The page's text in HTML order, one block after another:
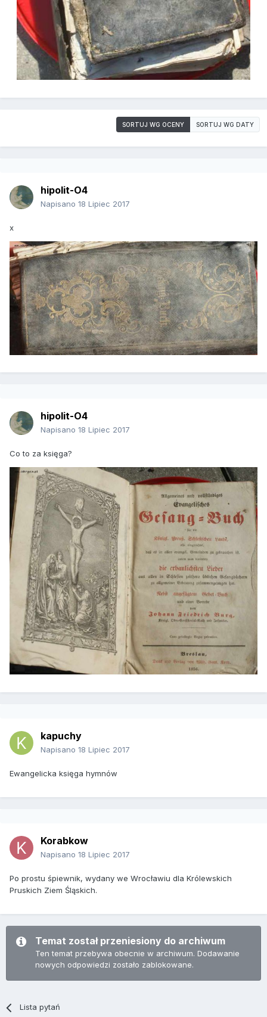
SORTUJ WG OCENY SORTUJ WG DATY
hipolit-O4
Napisano 18 Lipiec 2017
x
hipolit-O4
Napisano 18 Lipiec 2017
Co to za księga?
kapuchy
Napisano 18 Lipiec 2017
Ewangelicka księga hymnów
Korabkow
Napisano 18 Lipiec 2017
Po prostu śpiewnik, wydany we Wrocławiu dla Królewskich
Pruskich Ziem Śląskich.
Temat został przeniesiony do archiwum
Ten temat przebywa obecnie w archiwum. Dodawanie
nowych odpowiedzi zostało zablokowane.
Lista pytań